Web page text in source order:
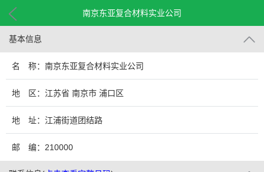
南京东亚复合材料实业公司
基本信息
名 称：南京东亚复合材料实业公司
地 区：江苏省 南京市 浦口区
地 址：江浦街道团结路
邮 编：210000